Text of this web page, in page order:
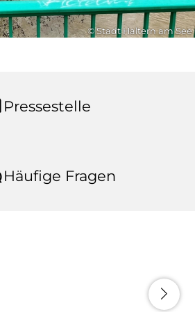
© Stadt Haltern am See
Pressestelle
Häufige Fragen